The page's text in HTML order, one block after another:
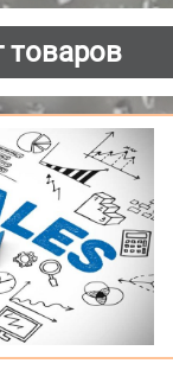
товаров